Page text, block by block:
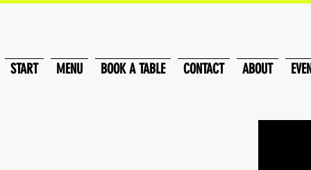
ABOUT
CONTACT
BOOK A TABLE
MENU
START